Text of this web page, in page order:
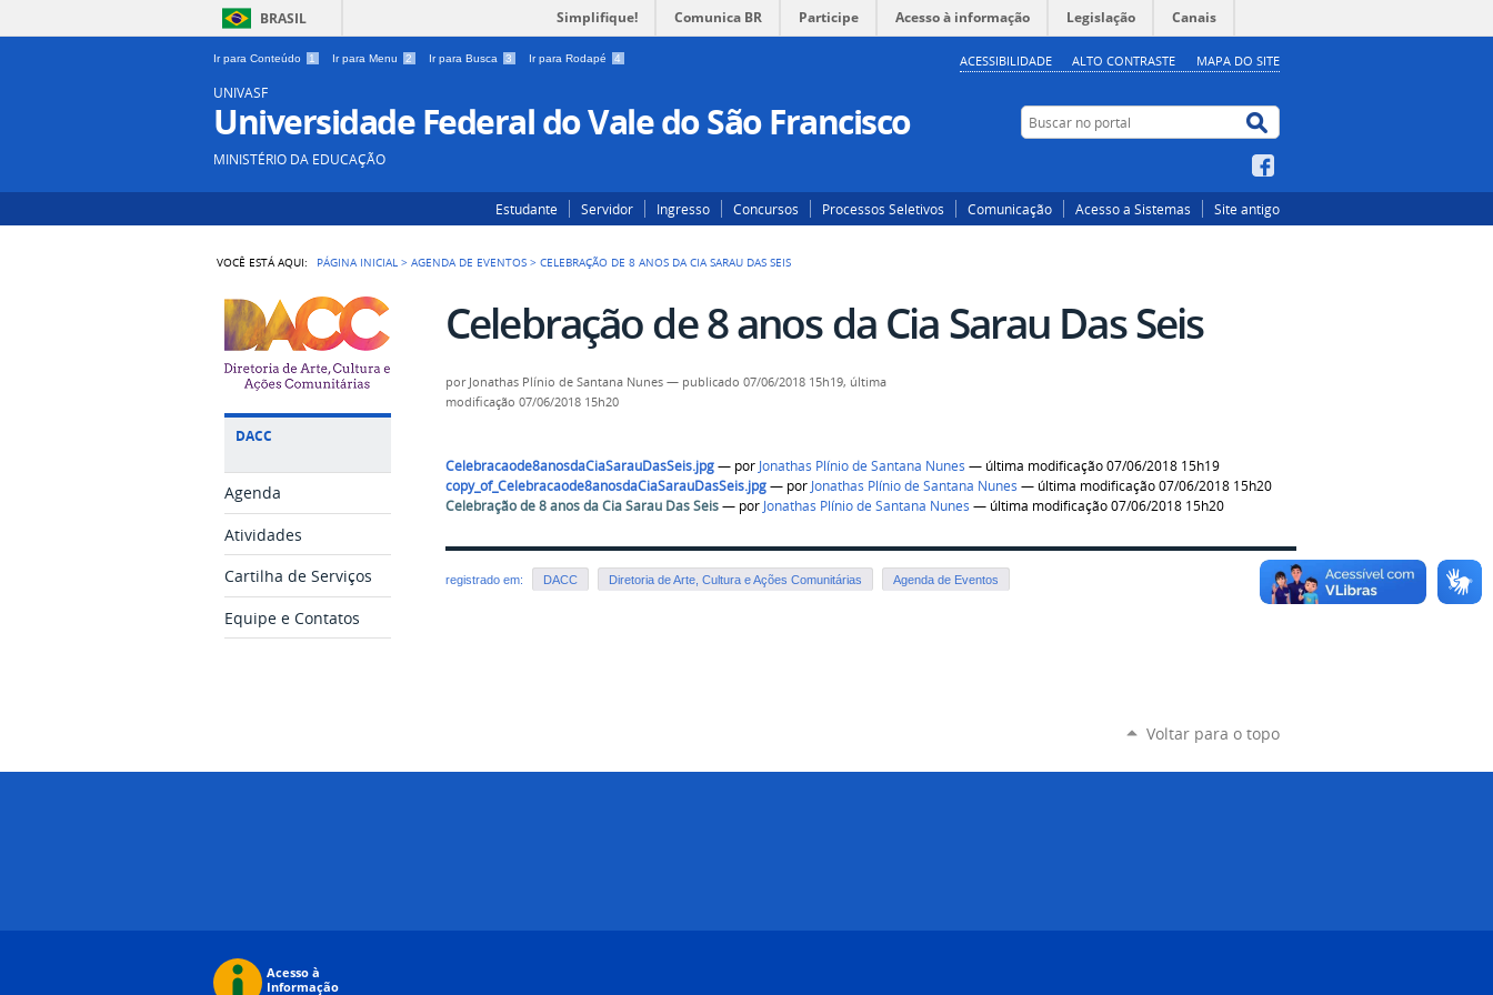
BRASIL Simplifique! Comunica BR Participe Acesso à informação Legislação Canais
Ir para Conteúdo 1 Ir para Menu 2 Ir para Busca 3 Ir para Rodapé 4 ACESSIBILIDADE ALTO CONTRASTE MAPA DO SITE
UNIVASF
Universidade Federal do Vale do São Francisco
MINISTÉRIO DA EDUCAÇÃO
Buscar no portal
Estudante Servidor Ingresso Concursos Processos Seletivos Comunicação Acesso a Sistemas Site antigo
VOCÊ ESTÁ AQUI: PÁGINA INICIAL >AGENDA DE EVENTOS >CELEBRAÇÃO DE 8 ANOS DA CIA SARAU DAS SEIS
DACC
Agenda
Atividades
Cartilha de Serviços
Equipe e Contatos
Celebração de 8 anos da Cia Sarau Das Seis
por Jonathas Plínio de Santana Nunes — publicado 07/06/2018 15h19, última
modificação 07/06/2018 15h20
Celebracaode8anosdaCiaSarauDasSeis.jpg— por Jonathas Plínio de Santana Nunes — última modificação 07/06/2018 15h19
copy_of_Celebracaode8anosdaCiaSarauDasSeis.jpg— por Jonathas Plínio de Santana Nunes — última modificação 07/06/2018 15h20
Celebração de 8 anos da Cia Sarau Das Seis— por Jonathas Plínio de Santana Nunes — última modificação 07/06/2018 15h20
registrado em: DACC Diretoria de Arte, Cultura e Ações Comunitárias Agenda de Eventos
Voltar para o topo